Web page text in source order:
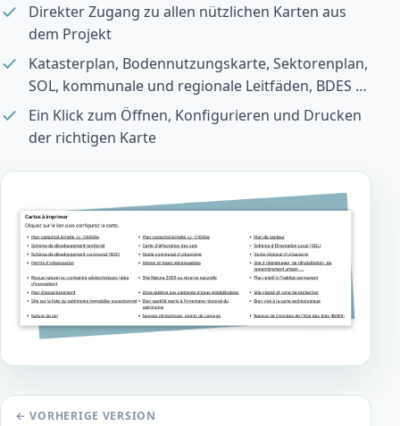
Direkter Zugang zu allen nützlichen Karten aus
dem Projekt
Katasterplan, Bodennutzungskarte, Sektorenplan,
SOL, kommunale und regionale Leitfäden, BDES …
Ein Klick zum Öffnen, Konfigurieren und Drucken
der richtigen Karte
← VORHERIGE VERSION